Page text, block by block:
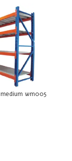
wm005